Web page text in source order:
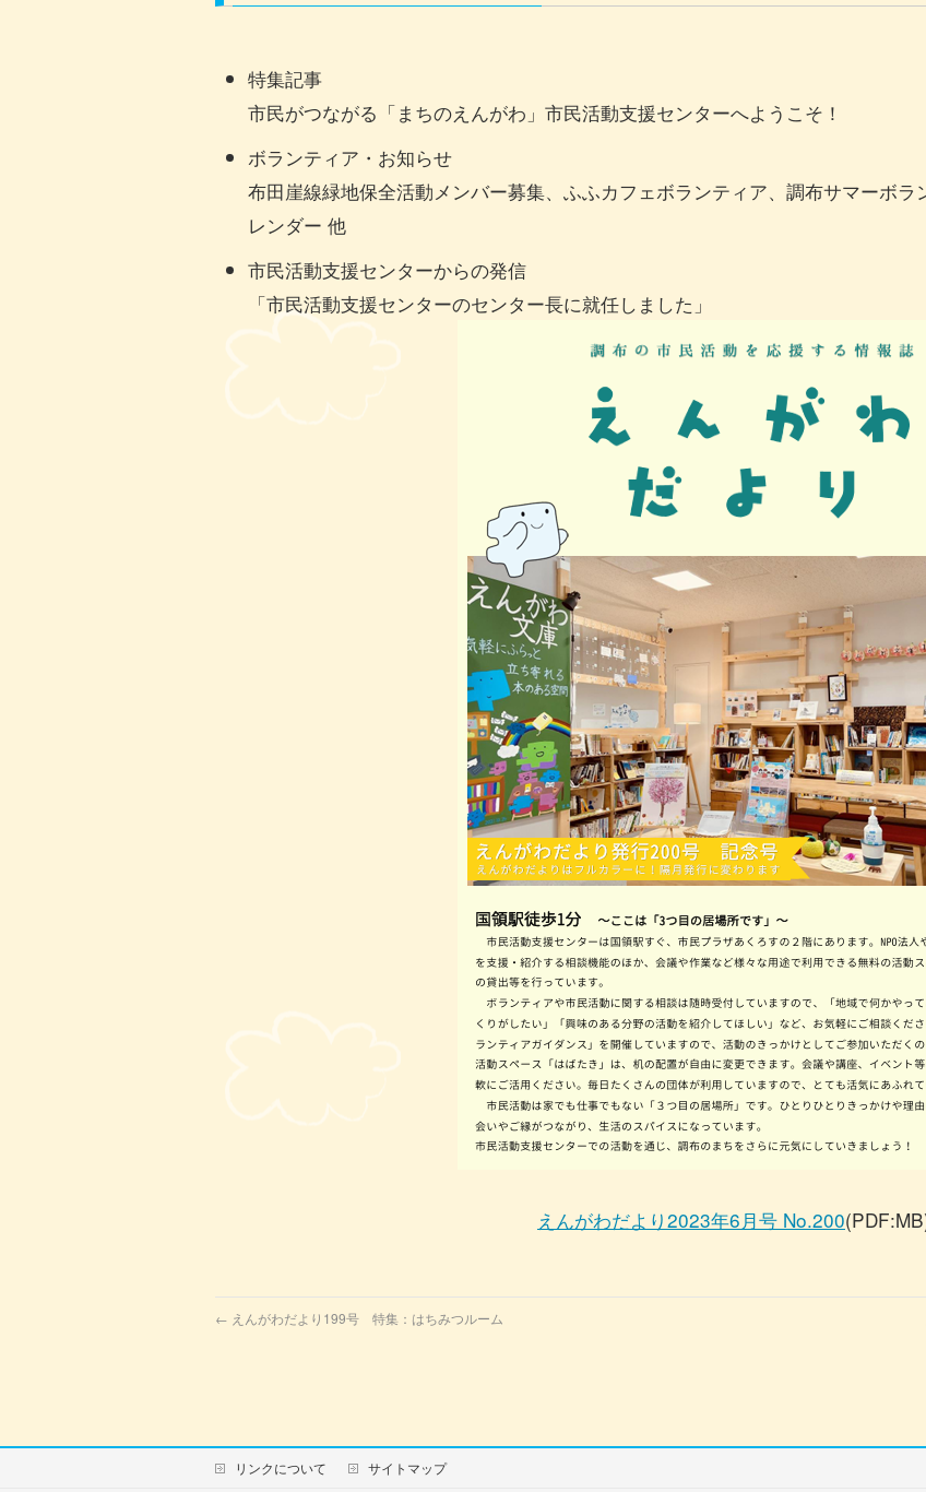
特集記事
市民がつながる「まちのえんがわ」市民活動支援センターへようこそ！
ボランティア・お知らせ
布田崖線緑地保全活動メンバー募集、ふふカフェボランティア、調布サマーボ
レンダー 他
市民活動支援センターからの発信
「市民活動支援センターのセンター長に就任しました」
えんがわだより2023年6月号 No.200
← えんがわだより199号 特集：はちみつルーム
リンクについて サイトマップ